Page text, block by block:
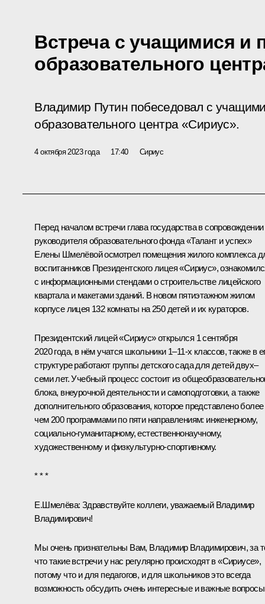
Встреча с учащимися и
образовательного
Владимир Путин побеседовал с
образовательного центра «Сириус».
4 октября 2023 года 17:40 Сириус
Перед началом встречи глава государства в сопровождении
руководителя образовательного фонда «Талант и успех»
Елены Шмелёвойосмотрел помещения жилого комплекса
воспитанников Президентского лицея «Сириус»,
с информационными стендами о строительстве лицейского
квартала и макетами зданий. В новом пятиэтажном жилом
корпусе лицея 132 комнаты на 250 детей и их кураторов.
Президентский лицей «Сириус» открылся 1 сентября
2020 года, в нём учатся школьники 1–11-х классов, также в
структуре работают группы детского сада для детей двух–
семи лет. Учебный процесс состоит из
блока, внеурочной деятельности и самоподготовки, а также
дополнительного образования, которое представлено более
чем 200 программами по пяти направлениям: инженерному,
социально-гуманитарному, естественнонаучному,
художественному и физкультурно-спортивному.
* * *
Е.Шмелёва: Здравствуйте коллеги, уважаемый Владимир
Владимирович!
Мы очень признательны Вам, Владимир Владимирович, за
что такие встречи у нас регулярно происходят в «Сириусе»,
потому что и для педагогов, и для школьников это всегда
возможность обсудить очень интересные и важные